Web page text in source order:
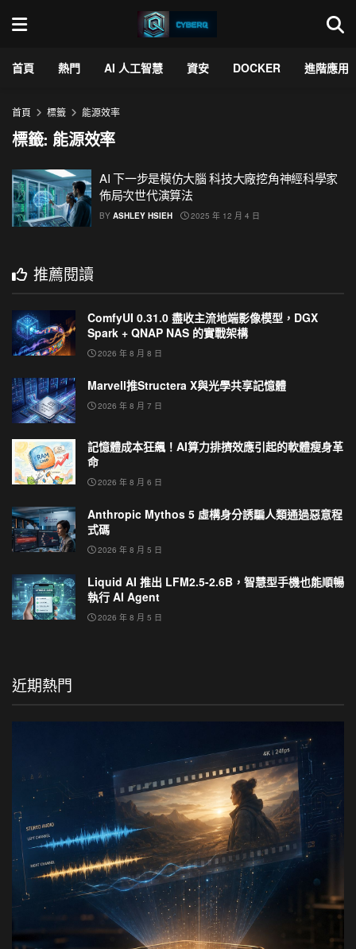
首頁 熱門 AI 人工智慧 資安 DOCKER 進階應用
首頁 標籤 能源效率
標籤: 能源效率
AI 下一步是模仿大腦 科技大廠挖角神經科學家
佈局次世代演算法
BY ASHLEY HSIEH 2025 年 12 月 4 日
推薦閱讀
ComfyUI 0.31.0 盡收主流地端影像模型，DGX
Spark + QNAP NAS 的實戰架構
2026 年 8 月 8 日
Marvell推Structera X與光學共享記憶體
2026 年 8 月 7 日
記憶體成本狂飆！AI算力排擠效應引起的軟體瘦身革
命
2026 年 8 月 6 日
Anthropic Mythos 5 虛構身分誘騙人類通過惡意程
式碼
2026 年 8 月 5 日
Liquid AI 推出 LFM2.5-2.6B，智慧型手機也能順暢
執行 AI Agent
2026 年 8 月 5 日
近期熱門